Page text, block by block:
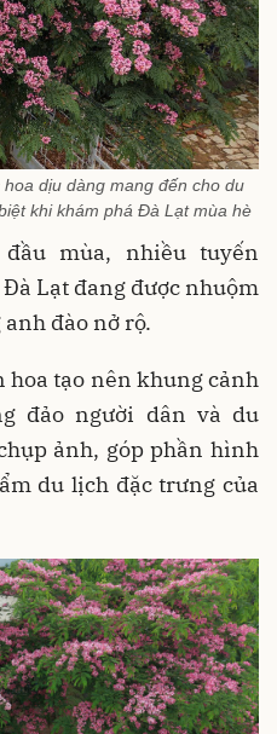
dịu dàng mang đến cho du
khi khám phá Đà Lạt mùa hè
mùa, nhiều tuyến
Lạt đang được nhuộm
đào nở rộ.
tạo nên khung cảnh
đảo người dân và du
ảnh, góp phần hình
du lịch đặc trưng của